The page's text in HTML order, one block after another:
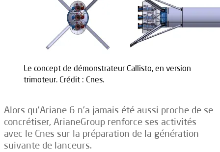
Le concept de démonstrateur Callisto, en version
trimoteur. Crédit : Cnes.
Alors qu’Ariane 6 n’a jamais été aussi proche de se
concrétiser, ArianeGroup renforce ses activités
avec le Cnes sur la préparation de la génération
suivante de lanceurs.